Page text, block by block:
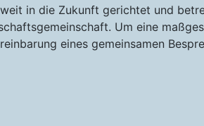
in die Zukunft gerichtet und
Um eine
eines gemeinsamen